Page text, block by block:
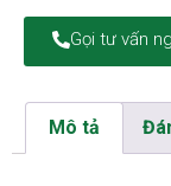
Gọi tư vấn
Mô tả